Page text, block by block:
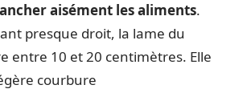
aisément les aliments.
presque droit, la lame du
entre 10 et 20 centimètres. Elle
courbure